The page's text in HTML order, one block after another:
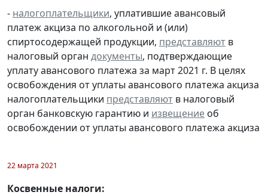
- налогоплательщики, уплатившие авансовый
платеж акциза по алкогольной и (или)
спиртосодержащей продукции, представляют в
налоговый орган документы, подтверждающие
уплату авансового платежа за март 2021 г. В целях
освобождения от уплаты авансового платежа акциза
налогоплательщики представляют в налоговый
орган банковскую гарантию и извещение об
освобождении от уплаты авансового платежа акциза
22 марта 2021
Косвенные налоги: